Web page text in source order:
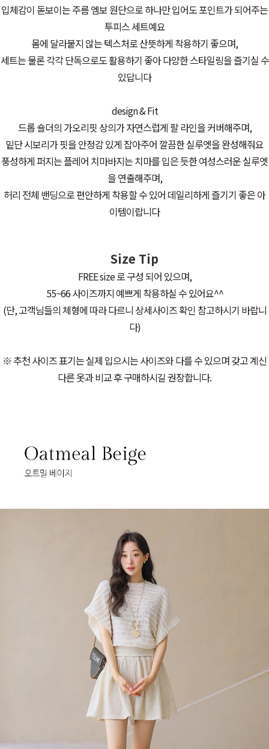
입체감이 돋보이는 주름 엠보 원단으로 하나만 입어도 포인트가 되어주는
투피스 세트예요
몸에 달라붙지 않는 텍스처로 산뜻하게 착용하기 좋으며,
세트는 물론 각각 단독으로도 활용하기 좋아 다양한 스타일링을 즐기실 수
있답니다
design & Fit
드롭 숄더의 가오리핏 상의가 자연스럽게 팔 라인을 커버해주며,
밑단 시보리가 핏을 안정감 있게 잡아주어 깔끔한 실루엣을 완성해줘요
풍성하게 퍼지는 플레어 치마바지는 치마를 입은 듯한 여성스러운 실루엣
을 연출해주며,
허리 전체 밴딩으로 편안하게 착용할 수 있어 데일리하게 즐기기 좋은 아
이템이랍니다
Size Tip
FREE size 로 구성 되어 있으며,
55~66 사이즈까지 예쁘게 착용하실 수 있어요^^
(단, 고객님들의 체형에 따라 다르니 상세사이즈 확인 참고하시기 바랍니
다)
※ 추천 사이즈 표기는 실제 입으시는 사이즈와 다를 수 있으며 갖고 계신
다른 옷과 비교 후 구매하시길 권장합니다.